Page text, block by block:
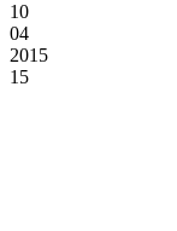
10
04
2015
15